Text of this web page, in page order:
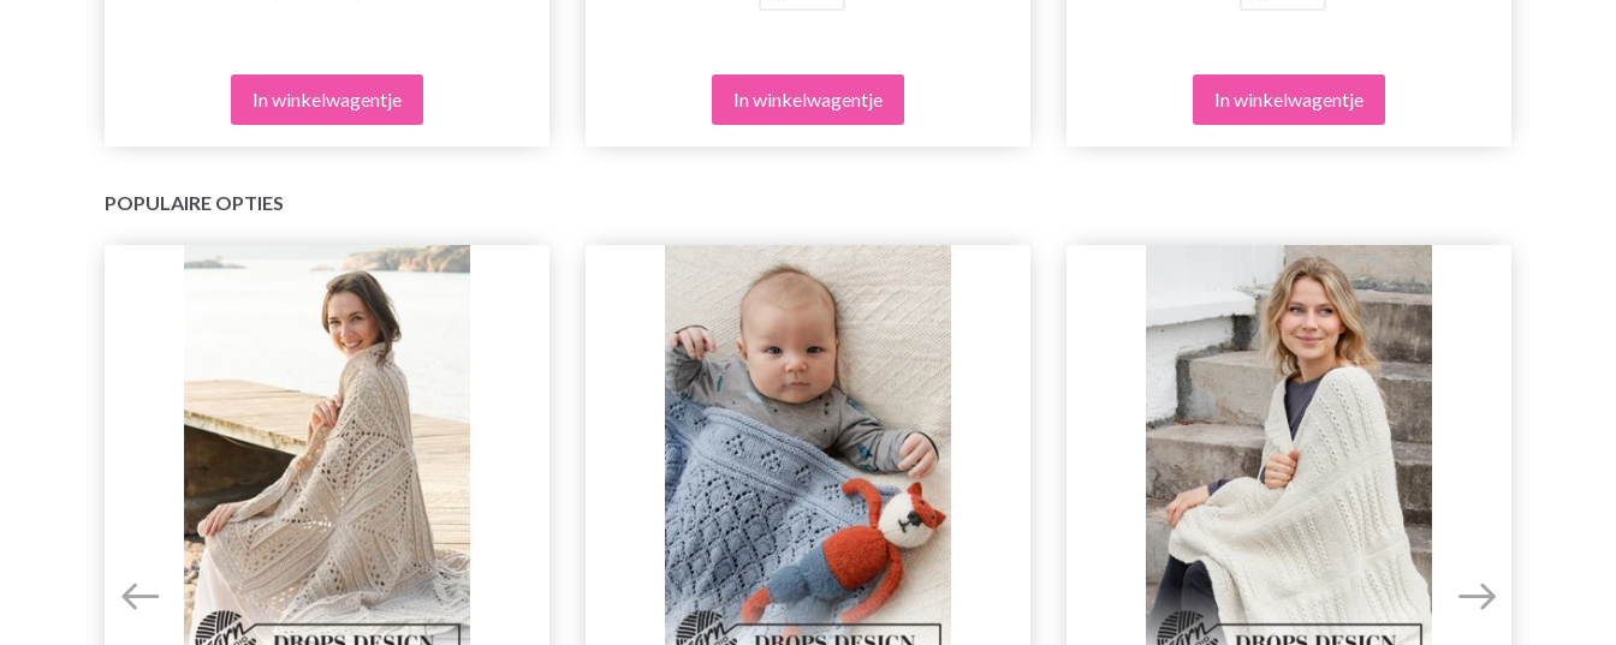
In winkelwagentje In winkelwagentje In winkelwagentje
POPULAIRE OPTIES